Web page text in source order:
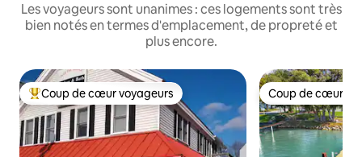
Les voyageurs sont unanimes : ces logements sont très
bien notés en termes d'emplacement, de propreté et
plus encore.
Coups de cœur voyageurs les plus appréciés
Coup de cœur voyageurs Coup de cœur
Coup de cœur